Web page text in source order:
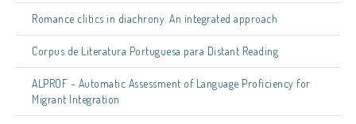
Romance clitics in diachrony. An integrated approach
Corpus de Literatura Portuguesa para Distant Reading
ALPROF – Automatic Assessment of Language Proficiency for
Migrant Integration